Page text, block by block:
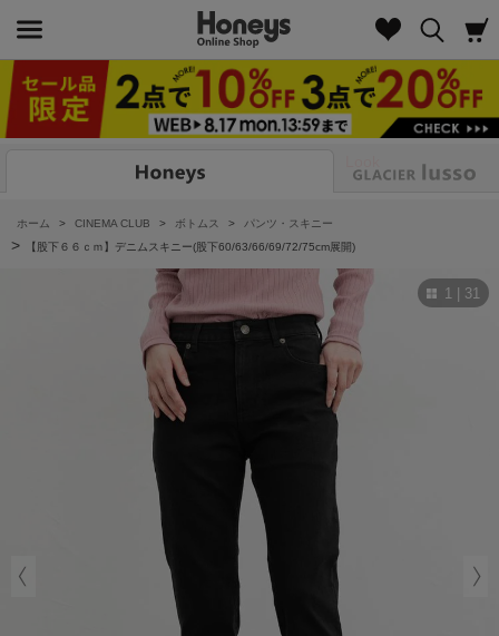
ホーム > CINEMA CLUB > ボトムス > パンツ・スキニー
> 【股下６６ｃｍ】デニムスキニー(股下60/63/66/69/72/75cm展開)
1 | 31